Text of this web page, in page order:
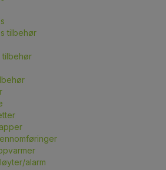
tilbehør
tilbehør
alarm